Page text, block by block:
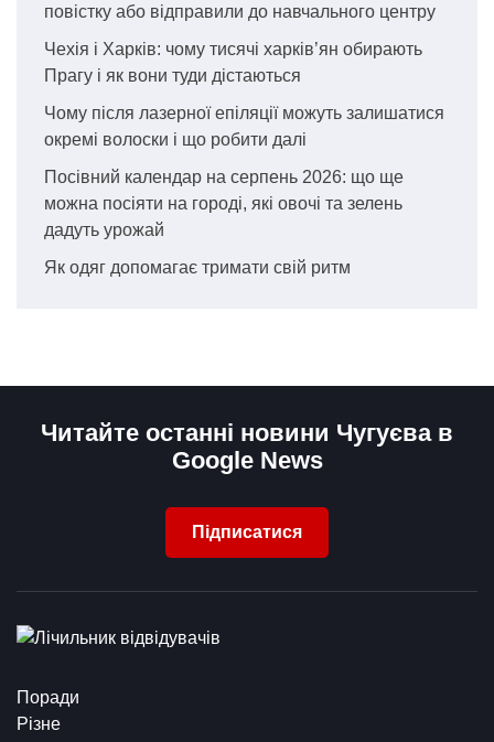
повістку або відправили до навчального центру
Чехія і Харків: чому тисячі харків’ян обирають
Прагу і як вони туди дістаються
Чому після лазерної епіляції можуть залишатися
окремі волоски і що робити далі
Посівний календар на серпень 2026: що ще
можна посіяти на городі, які овочі та зелень
дадуть урожай
Як одяг допомагає тримати свій ритм
Читайте останні новини Чугуєва в
Google News
Підписатися
Поради
Різне